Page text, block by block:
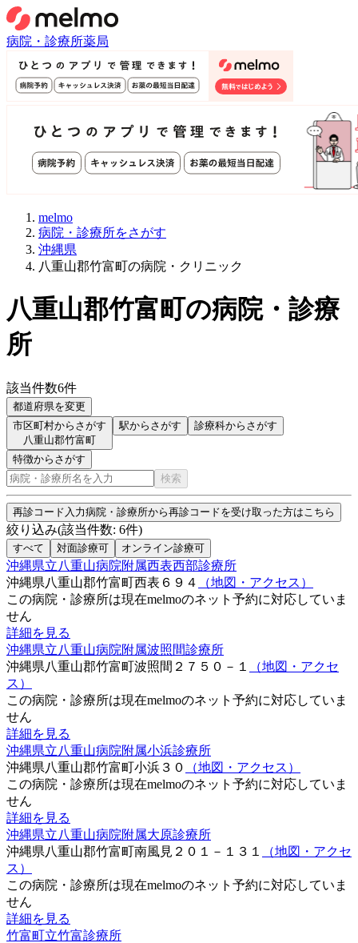
病院・診療所薬局
melmo
病院・診療所をさがす
沖縄県
八重山郡竹富町の病院・クリニック
八重山郡竹富町の病院・診療
所
該当件数6件
都道府県を変更
市区町村からさがす
八重山郡竹富町
駅からさがす 診療科からさがす
特徴からさがす
検索
再診コード入力病院・診療所から再診コードを受け取った方はこちら
絞り込み(該当件数: 6件)
すべて 対面診療可 オンライン診療可
沖縄県立八重山病院附属西表西部診療所
沖縄県八重山郡竹富町西表６９４
（地図・アクセス）
この病院・診療所は現在melmoのネット予約に対応していま
せん
詳細を見る
沖縄県立八重山病院附属波照間診療所
沖縄県八重山郡竹富町波照間２７５０－１
（地図・アクセ
ス）
この病院・診療所は現在melmoのネット予約に対応していま
せん
詳細を見る
沖縄県立八重山病院附属小浜診療所
沖縄県八重山郡竹富町小浜３０
（地図・アクセス）
この病院・診療所は現在melmoのネット予約に対応していま
せん
詳細を見る
沖縄県立八重山病院附属大原診療所
沖縄県八重山郡竹富町南風見２０１－１３１
（地図・アクセ
ス）
この病院・診療所は現在melmoのネット予約に対応していま
せん
詳細を見る
竹富町立竹富診療所